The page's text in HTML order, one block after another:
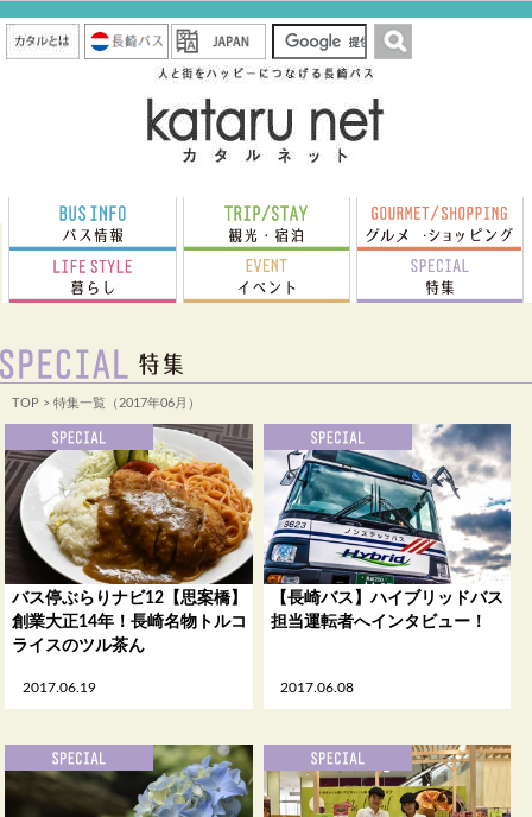
TOP > 特集一覧（2017年06月）
2017.06.19
バス停ぶらりナビ12【思案橋】
創業大正14年！長崎名物トルコ
ライスのツル茶ん
2017.06.08
【長崎バス】ハイブリッドバス
担当運転者へインタビュー！